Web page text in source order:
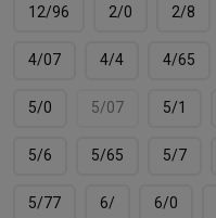
12/96 2/0 2/8
4/07 4/4 4/65
5/0 5/07 5/1
5/6 5/65 5/7
5/77 6/ 6/0